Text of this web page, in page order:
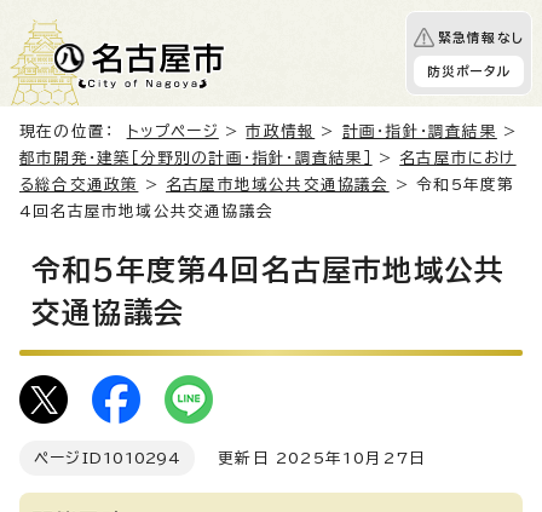
緊急情報なし
防災ポータル
現在の位置： トップページ >市政情報 > 計画・指針・調査結果
>
都市開発・建築［分野別の計画・指針・調査結果］
> 名古屋市におけ
る総合交通政策
> 名古屋市地域公共交通協議会
> 令和5年度第
4回名古屋市地域公共交通協議会
令和5年度第4回名古屋市地域公共
交通協議会
ページID 1010294 更新日 2025年10月27日